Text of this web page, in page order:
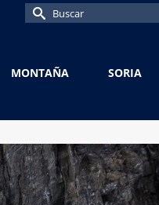
Buscar
MONTAÑA SORIA